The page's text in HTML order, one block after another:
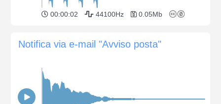
00:00:02 44100Hz 0.05Mb
Notifica via e-mail "Avviso posta"